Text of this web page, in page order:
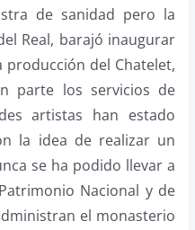
de sanidad pero la
Real, barajó inaugurar
del Chatelet,
parte los servicios de
artistas han estado
la idea de realizar un
se ha podido llevar a
Nacional y de
el monasterio